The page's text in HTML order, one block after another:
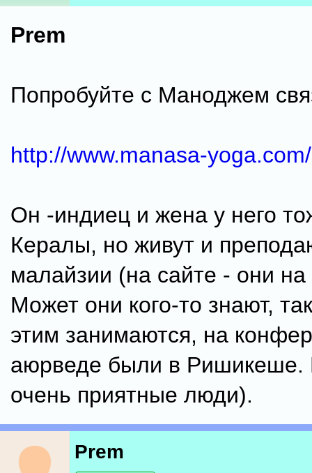
Prem
Попробуйте с Маноджем
http://www.manasa-yoga.com/
Он -индиец и жена у него
Кералы, но живут и
малайзии (на сайте - они
Может они кого-то знают,
этим занимаются, на
аюрведе были в
очень приятные люди).
Prem